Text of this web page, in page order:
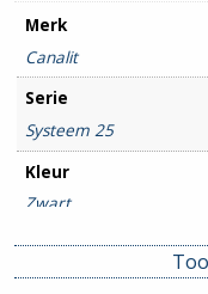
Merk
Canalit
Serie
Systeem 25
Kleur
Zwart